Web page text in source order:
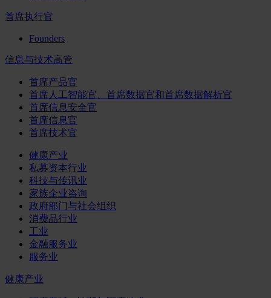
首席执行官
Founders
信息与技术高管
首席产品官
首席人工智能官、首席数据官和首席数据解析官
首席信息安全官
首席信息官
首席技术官
健康产业
私募资本行业
科技与传讯业
家族企业咨询
政府部门与社会组织
消费品行业
工业
金融服务业
服务业
健康产业